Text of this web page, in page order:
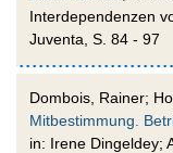
Interdependenzen
Juventa, S. 84 - 97
Dombois, Rainer;
Mitbestimmung.
in: Irene Dingeldey;